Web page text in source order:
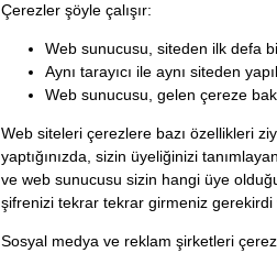
Çerezler şöyle çalışır:
Web sunucusu, siteden ilk defa
Aynı tarayıcı ile aynı siteden
Web sunucusu, gelen çereze
Web siteleri çerezlere bazı özellikleri
yaptığınızda, sizin üyeliğinizi
ve web sunucusu sizin hangi üye
şifrenizi tekrar tekrar girmeniz gerekirdi
Sosyal medya ve reklam şirketleri